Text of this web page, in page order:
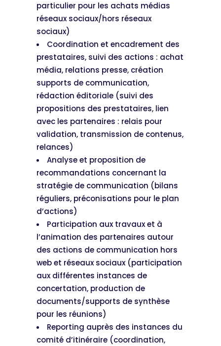
particulier pour les achats médias
réseaux sociaux/hors réseaux
sociaux)
Coordination et encadrement des
prestataires, suivi des actions : achat
média, relations presse, création
supports de communication,
rédaction éditoriale (suivi des
propositions des prestataires, lien
avec les partenaires : relais pour
validation, transmission de contenus,
relances)
Analyse et proposition de
recommandations concernant la
stratégie de communication (bilans
réguliers, préconisations pour le plan
d’actions)
Participation aux travaux et à
l’animation des partenaires autour
des actions de communication hors
web et réseaux sociaux (participation
aux différentes instances de
concertation, production de
documents/supports de synthèse
pour les réunions)
Reporting auprès des instances du
comité d’itinéraire (coordination,